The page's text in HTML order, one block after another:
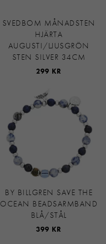
SVEDBOM MÅNADSTEN
HJÄRTA
AUGUSTI/LJUSGRÖN
STEN SILVER 34CM
299 KR
BY BILLGREN SAVE THE
OCEAN BEADSARMBAND
BLÅ/STÅL
399 KR